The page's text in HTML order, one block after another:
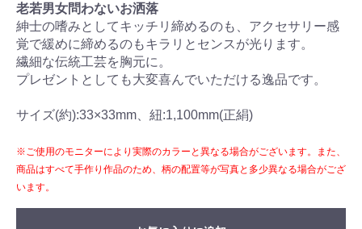
老若男女問わないお洒落
紳士の嗜みとしてキッチリ締めるのも、アクセサリー感
覚で緩めに締めるのもキラリとセンスが光ります。
繊細な伝統工芸を胸元に。
プレゼントとしても大変喜んでいただける逸品です。
サイズ(約):33×33mm、紐:1,100mm(正絹)
※ご使用のモニターにより実際のカラーと異なる場合がございます。また、
商品はすべて手作り作品のため、柄の配置等が写真と多少異なる場合がござ
います。